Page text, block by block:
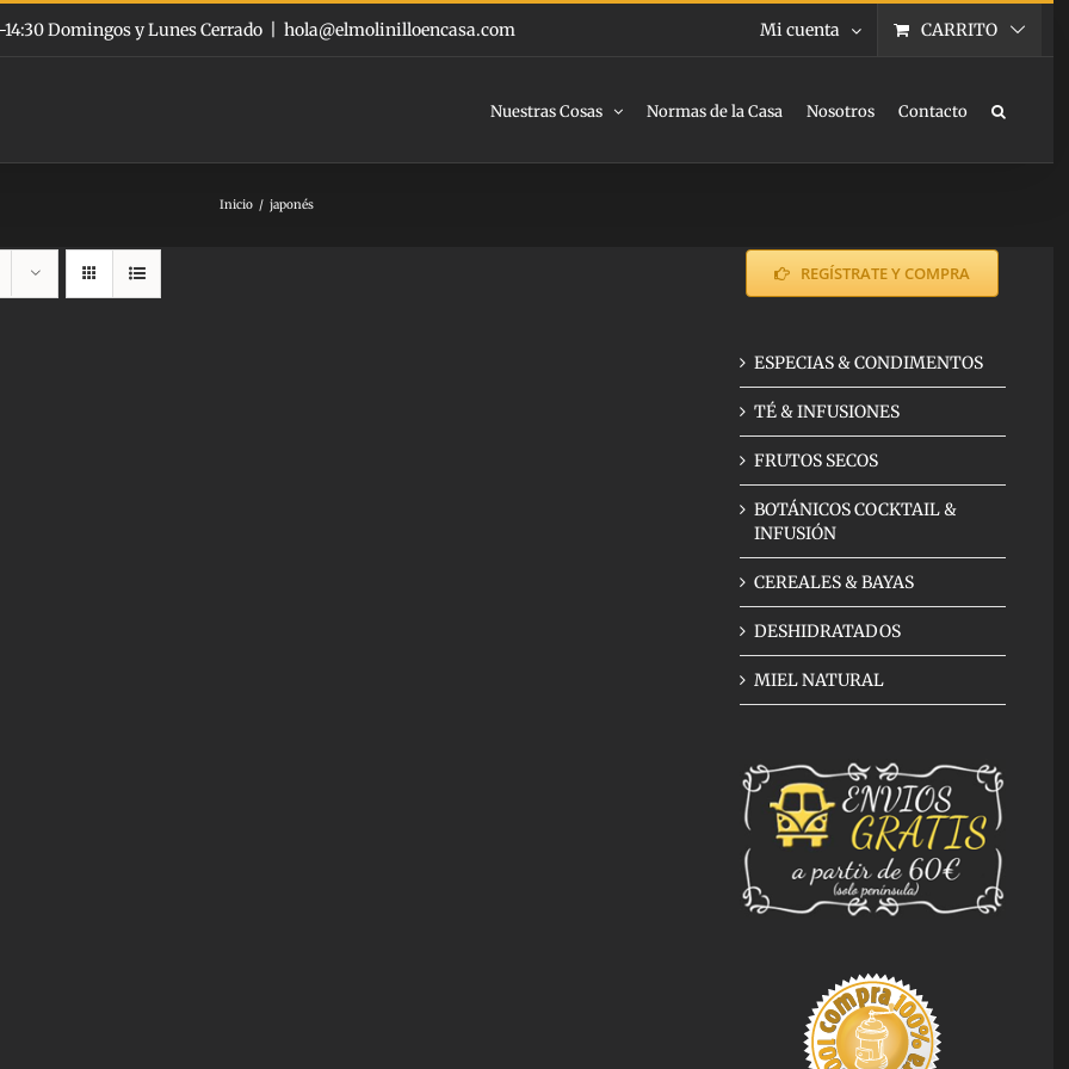
14:30 Domingos y Lunes Cerrado hola@elmolinilloencasa.com Mi cuenta CARRITO
Nuestras Cosas Normas de la Casa Nosotros Contacto
Inicio japonés
REGÍSTRATE Y COMPRA
ESPECIAS & CONDIMENTOS
TÉ & INFUSIONES
FRUTOS SECOS
BOTÁNICOS COCKTAIL &
INFUSIÓN
CEREALES & BAYAS
DESHIDRATADOS
MIEL NATURAL